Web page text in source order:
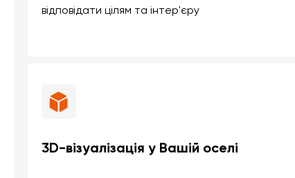
відповідати цілям та інтер'єру
3D-візуалізація у Вашій оселі